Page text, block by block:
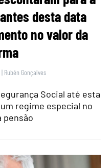
desta data
no valor da
| Rubén Gonçalves
Social até esta
regime especial no
pensão